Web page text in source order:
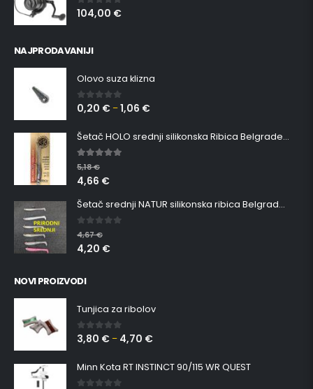
0out of 5
104,00 €
NAJPRODAVANIJI
Olovo suza klizna
0 out of 5
0,20 € –1,06 €
Šetač HOLO srednji silikonska Ribica Belgrade Walker
5.00out of 5
5,18€
4,66 €
Šetač srednji NATUR silikonska ribica Belgrade Walker
0 out of 5
4,67€
4,20 €
NOVI PROIZVODI
Tunjica za ribolov
0 out of 5
3,80 € – 4,70 €
Minn Kota RT INSTINCT 90/115 WR QUEST